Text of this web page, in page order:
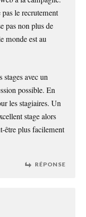
le recrutement
pas non plus de
monde est au
stages avec un
possible. En
les stagiaires. Un
stage alors
être plus facilement
RÉPONSE